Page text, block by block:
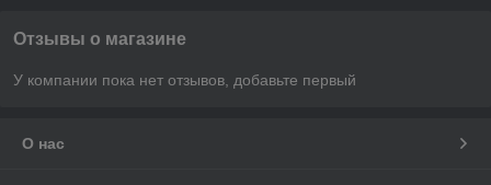
Отзывы о магазине
У компании пока нет отзывов, добавьте первый
О нас